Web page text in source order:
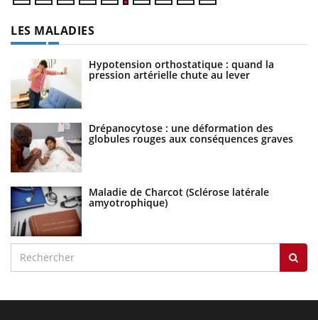
LES MALADIES
Hypotension orthostatique : quand la
pression artérielle chute au lever
Drépanocytose : une déformation des
globules rouges aux conséquences graves
Maladie de Charcot (Sclérose latérale
amyotrophique)